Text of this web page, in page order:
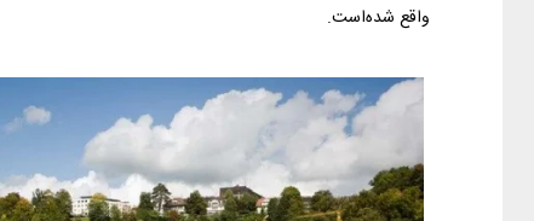
واقع شده‌است.